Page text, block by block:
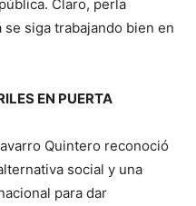
Claro, perla
siga trabajando bien en
EN PUERTA
Quintero reconoció
social y una
para dar